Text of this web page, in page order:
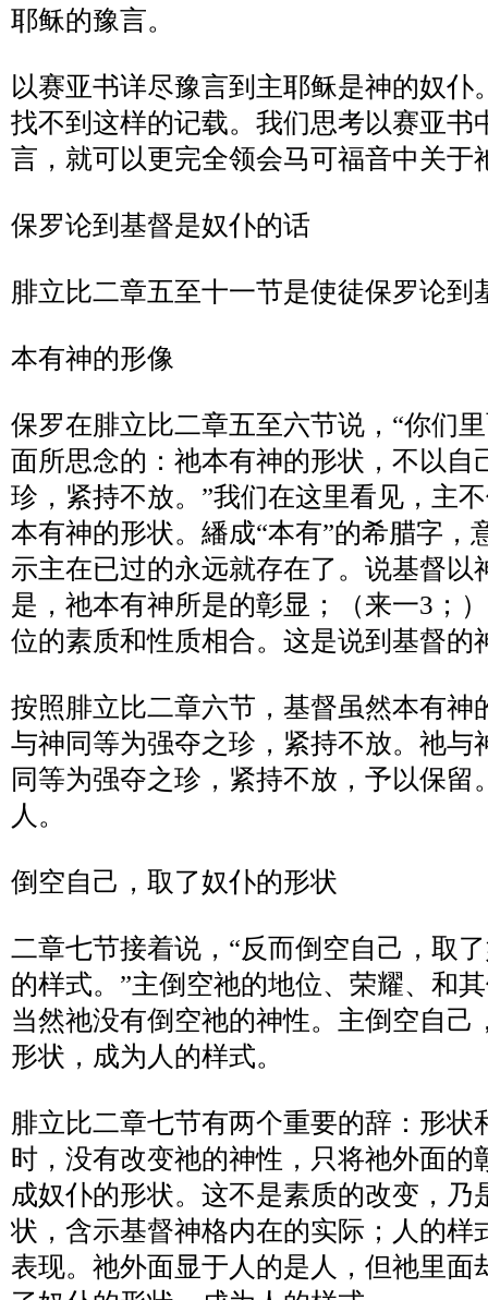
耶稣的豫言。
以赛亚书详尽豫言到主耶稣是神的奴仆
找不到这样的记载。我们思考以赛亚书
言，就可以更完全领会马可福音中关于
保罗论到基督是奴仆的话
腓立比二章五至十一节是使徒保罗论到
本有神的形像
保罗在腓立比二章五至六节说， “你们
面所思念的：祂本有神的形状，不以自
珍，紧持不放。 ”我们在这里看见，主
本有神的形状。繙成“本有”的希腊字，
示主在已过的永远就存在了。说基督以
是，祂本有神所是的彰显；（来一3 ；
位的素质和性质相合。这是说到基督的
按照腓立比二章六节，基督虽然本有神
与神同等为强夺之珍，紧持不放。祂与
同等为强夺之珍，紧持不放，予以保留
人。
倒空自己，取了奴仆的形状
二章七节接着说， “反而倒空自己，取
的样式。 ”主倒空祂的地位、荣耀、和
当然祂没有倒空祂的神性。主倒空自己
形状，成为人的样式。
腓立比二章七节有两个重要的辞：形状
时，没有改变祂的神性，只将祂外面的
成奴仆的形状。这不是素质的改变，乃
状，含示基督神格内在的实际；人的样
表现。祂外面显于人的是人，但祂里面